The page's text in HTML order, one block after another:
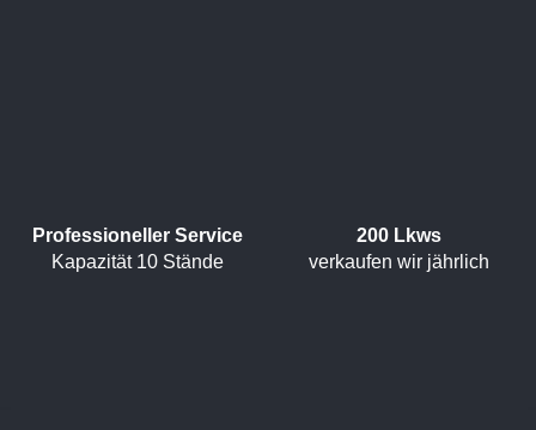
Professioneller Service
Kapazität 10 Stände
200 Lkws
verkaufen wir jährlich